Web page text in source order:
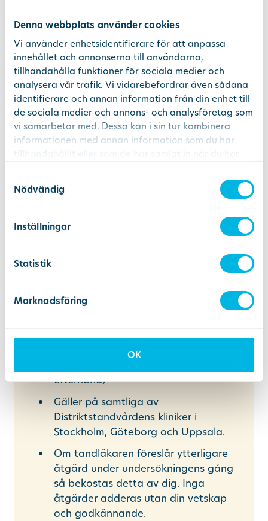
Denna webbplats använder cookies
Vi använder enhetsidentifierare för att anpassa
innehållet och annonserna till användarna,
tillhandahålla funktioner för sociala medier och
analysera vår trafik. Vi vidarebefordrar även sådana
identifierare och annan information från din enhet till
de sociala medier och annons- och analysföretag som
vi samarbetar med. Dessa kan i sin tur kombinera
informationen med annan information som du har
Nödvändig
Inställningar
Statistik
Marknadsföring
OK
Du ska kunna uppvisa giltigt kort från
Mecenat eller Studentkortet/STUK
Gäller både nya och befintliga
patienter
Kan kombineras med det allmänna
tandvårdsbidraget samt vårt
värvningsprogram “Bjud in en kompis”
minuten
röntgenbilder, karies-, tandstens- och
tandlossningsdiagnos, noggrann titt
på tandkött, slemhinnor och tänder
samt skötselråd och kostnadsförslag
Patient ansvarar för att
de vill nyttja sitt erbjudande innan
faktura skapas eller betalning sker (vi
efterhand)
Gäller på samtliga av
Distriktstandvårdens kliniker i
Stockholm, Göteborg och Uppsala.
Om tandläkaren föreslår ytterligare
åtgärd under undersökningens gång
så bekostas detta av dig. Inga
åtgärder adderas utan din vetskap
och godkännande.